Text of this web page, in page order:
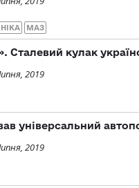
МАЗ
Сталевий кулак
2019
універсальний
2019